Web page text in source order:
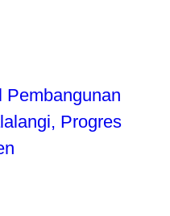
Pembangunan
Progres